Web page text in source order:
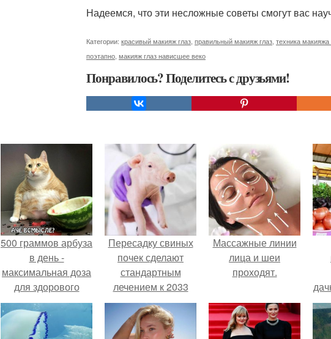
Надеемся, что эти несложные советы смогут вас
Категории: красивый макияж глаз, правильный макияж глаз, техника макияжа
поэтапно, макияж глаз нависшее веко
Понравилось? Поделитесь с друзьями!
500 граммов арбуза
в день -
максимальная доза
для здорового
взрослого,
предупредили
врачи.
Пересадку свиных
почек сделают
стандартным
лечением к 2033
году в Японии.
Массажные линии
лица и шеи
проходят.
в